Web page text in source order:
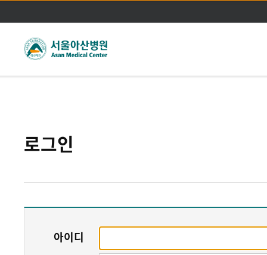
주메뉴바로가기
본문바로가기
로그인
아이디